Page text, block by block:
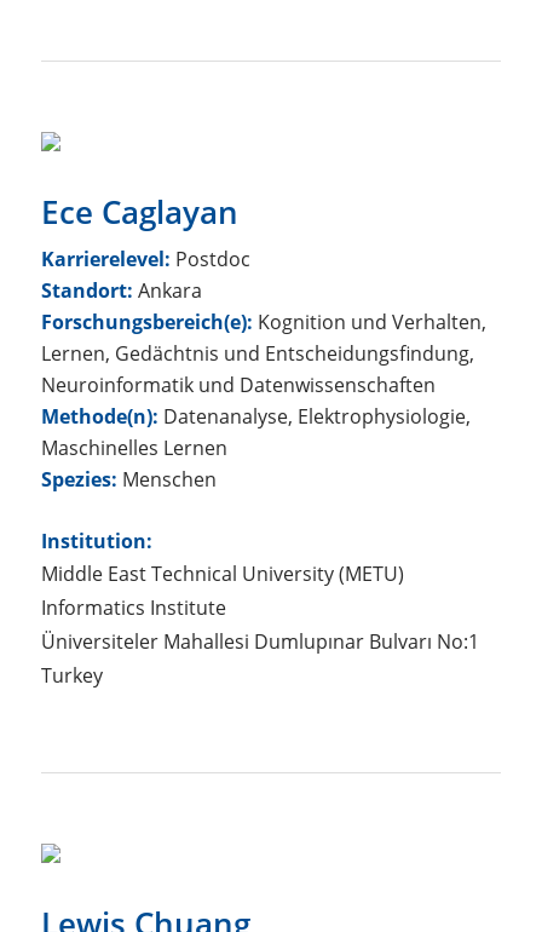
Ece Caglayan
Karrierelevel: Postdoc
Standort: Ankara
Forschungsbereich(e): Kognition und Verhalten,
Lernen, Gedächtnis und Entscheidungsfindung,
Neuroinformatik und Datenwissenschaften
Methode(n): Datenanalyse, Elektrophysiologie,
Maschinelles Lernen
Spezies: Menschen
Institution:
Middle East Technical University (METU)
Informatics Institute
Üniversiteler Mahallesi Dumlupınar Bulvarı No:1
Turkey